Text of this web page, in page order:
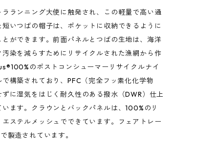
ランニング大使に触発され、この軽量で高い通
いつばの帽子は、ポケットに収納できるように
ができます。前面パネルとつばの生地は、海洋
染を減らすためにリサイクルされた漁網から作
のポストコンシューマーリサイクルナイ
構築されており、PFC（完全フッ素化化学物
に湿気をはじく耐久性のある撥水（DWR）仕上
ます。クラウンとバックパネルは、100%のリ
ステルメッシュでできています。フェアトレー
製造されています。